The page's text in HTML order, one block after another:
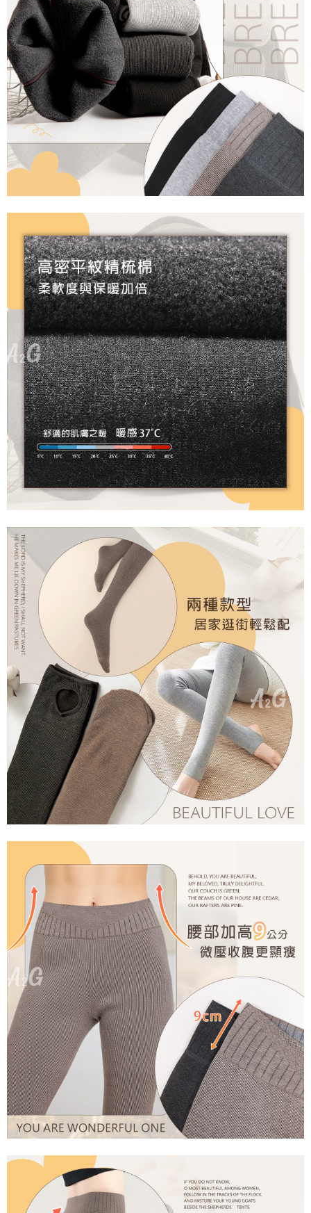
※ 交易是否成功請以「AFTEE先享後付 」之結帳頁面顯示為準，若有關於
是否繳費成功／繳費後需取消欲退款等相關疑問，請聯繫「AFTEE先享後付
客戶支援中心」
https://netprotections.freshdesk.com/support/home
【注意事項】
１．透過由恩沛科技股份有限公司提供之「AFTEE先享後付」服務完成之交
易，需依本服務之必要範圍內提供個人資料，並將交易相關給付款項請求債
權轉讓予恩沛科技股份有限公司。
２．關於個人資料處理事宜，請瀏覽以下網址：
https://aftee.tw/terms/#terms3
３．未成年的使用者請事先徵得法定代理人或監護人之同意方可使用
「AFTEE先享後付」，若未經同意申辦者引起之損失，本公司不負相關責
４．使用「AFTEE先享後付」時，將依據個別帳號之用戶狀況，依本公司即
時審查核予不同之上限額度；若仍有額度不足之情形，本公司將視審查結果
請求用戶進行身份認證。
恩沛科技股份有限公司將有權停止該用戶之使用額度並採取法律行動。
付款後7-11取貨
每筆NT$60，滿NT$699(含以上)免運費
宅配
每筆NT$100，滿NT$2,000(含以上)免運費